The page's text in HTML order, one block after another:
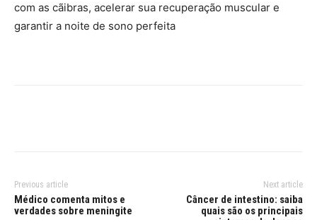
com as cãibras, acelerar sua recuperação muscular e
garantir a noite de sono perfeita
Previous article
Médico comenta mitos e
verdades sobre meningite
Next article
Câncer de intestino: saiba
quais são os principais